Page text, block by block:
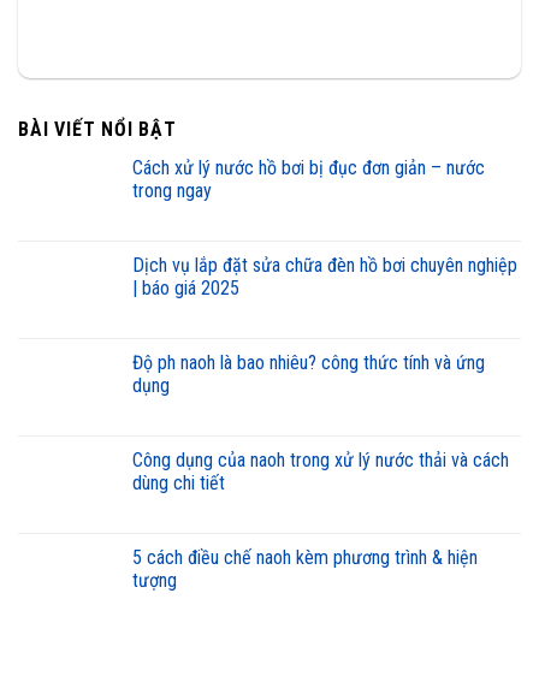
BÀI VIẾT NỔI BẬT
cách xử lý nước hồ bơi bị đục đơn giản – nước
trong ngay
dịch vụ lắp đặt sửa chữa đèn hồ bơi chuyên nghiệp
| báo giá 2025
độ ph naoh là bao nhiêu? công thức tính và ứng
dụng
công dụng của naoh trong xử lý nước thải và cách
dùng chi tiết
5 cách điều chế naoh kèm phương trình & hiện
tượng